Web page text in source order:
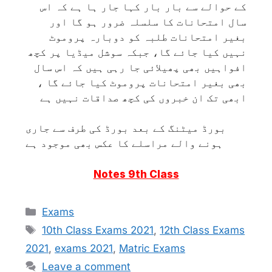
کے حوالے سے بار بار کہا جار ہا ہے کہ اس
سال امتحانات کا سلسلہ ضرور ہو گا اور
بغیر امتحانات طلبہ کو دوبارہ پروموٹ
نہیں کیا جائے گا، جبکہ سوشل میڈیا پر کچھ
افواہیں بھی پھیلائی جا رہی ہیں کہ اس سال
بھی بغیر امتحانات پروموٹ کیا جائے گا ،
ابھی تک ان خبروں کی کچھ صداقات نہیں ہے
بورڈ میٹنگ کے بعد بورڈ کی طرف سے جاری
ہونے والے مراسلے کا عکس بھی موجود ہے
Notes 9th Class
Categories
Exams
Tags
10th Class Exams 2021,12th Class Exams
2021, exams 2021, Matric Exams
Leave a comment